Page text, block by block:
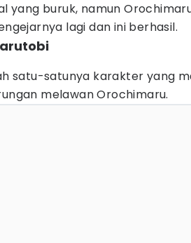
yang buruk, namun
lagi dan ini berhasil.
satu-satunya karakter yang
melawan Orochimaru.